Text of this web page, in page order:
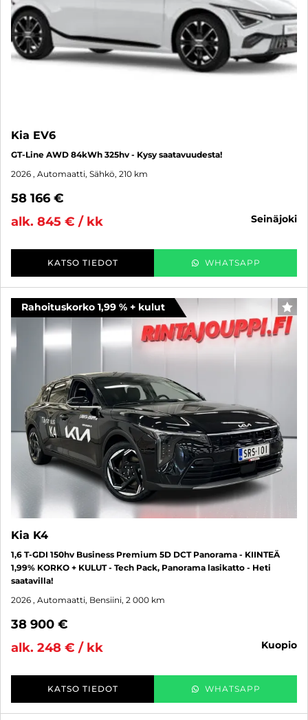
Kia EV6
GT-Line AWD 84kWh 325hv - Kysy saatavuudesta!
2026 , Automaatti, Sähkö, 210 km
58 166 €
alk. 845 € / kk
seinäjoki
KATSO TIEDOT WHATSAPP
Rahoituskorko 1,99 % + kulut
Kia K4
1,6 T-GDI 150hv Business Premium 5D DCT Panorama - KIINTEÄ
1,99% KORKO + KULUT - Tech Pack, Panorama lasikatto - Heti
saatavilla!
2026 , Automaatti, Bensiini, 2 000 km
38 900 €
alk. 248 € / kk
kuopio
KATSO TIEDOT WHATSAPP